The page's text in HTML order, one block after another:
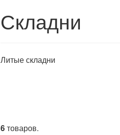
Складни
Литые складни
6товаров.